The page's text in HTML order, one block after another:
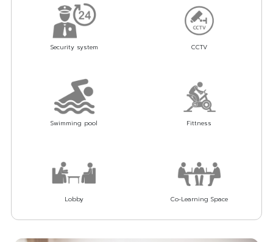
Security system CCTV
Swimming pool Fittness
Lobby Co-Learning Space